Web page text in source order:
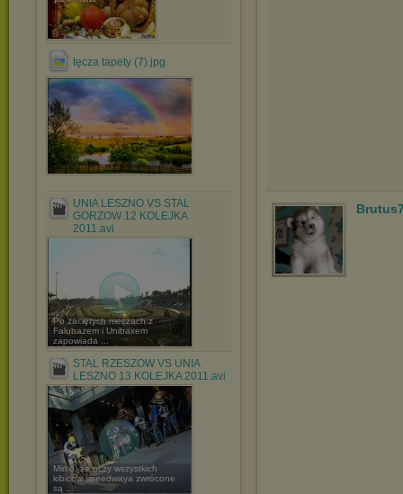
tęcza tapety (7).jpg
UNIA LESZNO VS STAL
GORZOW 12 KOLEJKA
2011.avi
Po zaciętych meczach z
Falubazem i Unibaxem
zapowiada ...
STAL RZESZOW VS UNIA
LESZNO 13 KOLEJKA 2011.avi
Mimo, że oczy wszystkich
kibiców speedwaya zwrócone
są ...